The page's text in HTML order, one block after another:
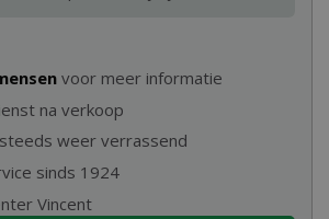
voor meer informatie
na verkoop
weer verrassend
sinds 1924